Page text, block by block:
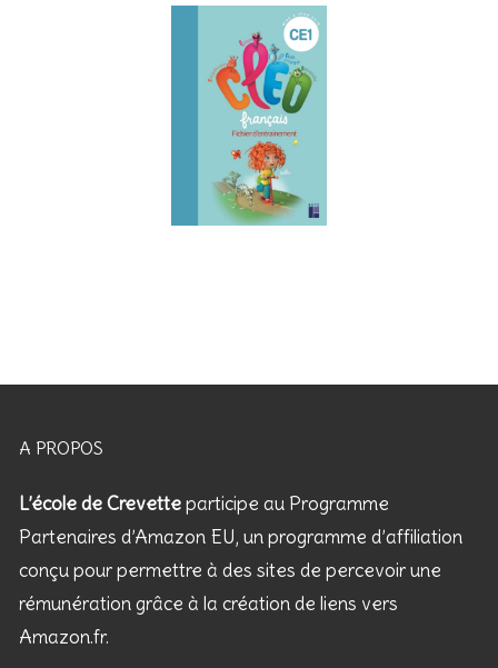
A PROPOS
L’école de Crevetteparticipe au Programme
Partenaires d’Amazon EU, un programme d’affiliation
conçu pour permettre à des sites de percevoir une
rémunération grâce à la création de liens vers
Amazon.fr.